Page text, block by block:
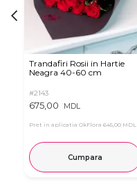
Trandafiri Rosii in Hartie
Neagra 40-60 cm
#2143
675,00 MDL
Pret in aplicatia OkFlora 645,00 MDL
Cumpara